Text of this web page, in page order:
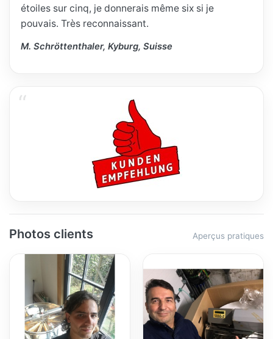
étoiles sur cinq, je donnerais même six si je
pouvais. Très reconnaissant.
M. Schröttenthaler, Kyburg, Suisse
Photos clients Aperçus pratiques